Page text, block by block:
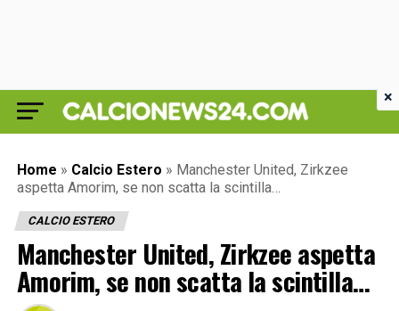
Home » Calcio Estero » Manchester United, Zirkzee
aspetta Amorim, se non scatta la scintilla…
CALCIO ESTERO
Manchester United, Zirkzee aspetta
Amorim, se non scatta la scintilla…
×